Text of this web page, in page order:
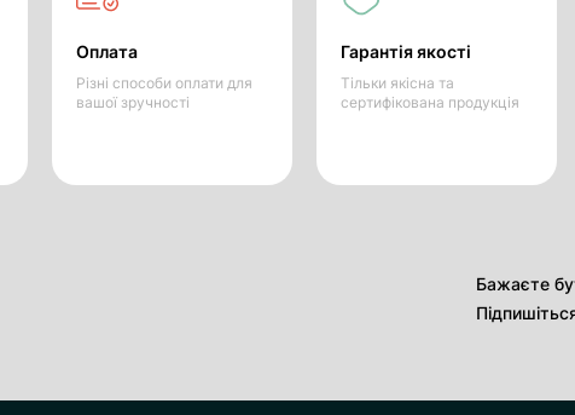
Оплата
Різні способи оплати для
вашої зручності
Гарантія якості
Тільки якісна та
сертифікована продукція
Бажаєте